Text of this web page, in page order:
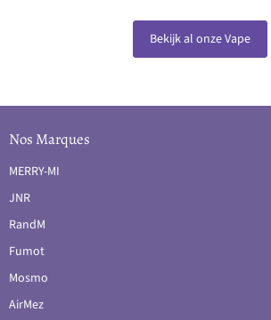
Bekijk al onze Vape
Nos Marques
MERRY-MI
JNR
RandM
Fumot
Mosmo
AirMez